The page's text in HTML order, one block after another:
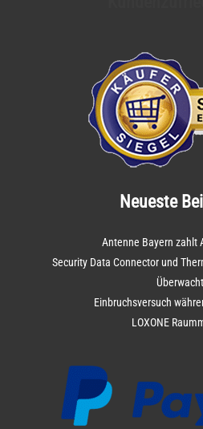
Neueste
Antenne Bayern zahlt
Security Data Connector und
Überwacht
Einbruchsversuch
LOXONE